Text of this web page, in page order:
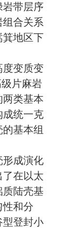
岩带层序
合关系
箕地区下
度变质变
片麻岩
两类基本
成统一克
基本组
形成演化
在以太
陆壳基
性和分
型登封小